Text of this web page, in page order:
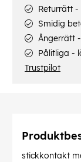
Returrätt
Smidig
Ångerrätt
Pålitliga -
Trustpilot
stickkontakt